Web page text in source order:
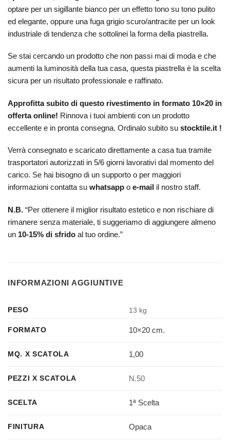
optare per un sigillante bianco per un effetto tono su tono pulito
ed elegante, oppure una fuga grigio scuro/antracite per un look
industriale di tendenza che sottolinei la forma della piastrella.
Se stai cercando un prodotto che non passi mai di moda e che
aumenti la luminosità della tua casa, questa piastrella è la scelta
sicura per un risultato professionale e raffinato.
Approfitta subito di questo rivestimento in formato 10×20 in
offerta online! Rinnova i tuoi ambienti con un prodotto
eccellente e in pronta consegna. Ordinalo subito su stocktile.it !
Verrà consegnato e scaricato direttamente a casa tua tramite
trasportatori autorizzati in 5/6 giorni lavorativi dal momento del
carico. Se hai bisogno di un supporto o per maggiori
informazioni contatta su whatsapp o e-mail il nostro staff.
N.B. “Per ottenere il miglior risultato estetico e non rischiare di
rimanere senza materiale, ti suggeriamo di aggiungere almeno
un 10-15% di sfrido al tuo ordine.”
INFORMAZIONI AGGIUNTIVE
PESO 13 kg
FORMATO 10×20 cm.
MQ. X SCATOLA 1,00
PEZZI X SCATOLA N.50
SCELTA 1ª Scelta
FINITURA Opaca